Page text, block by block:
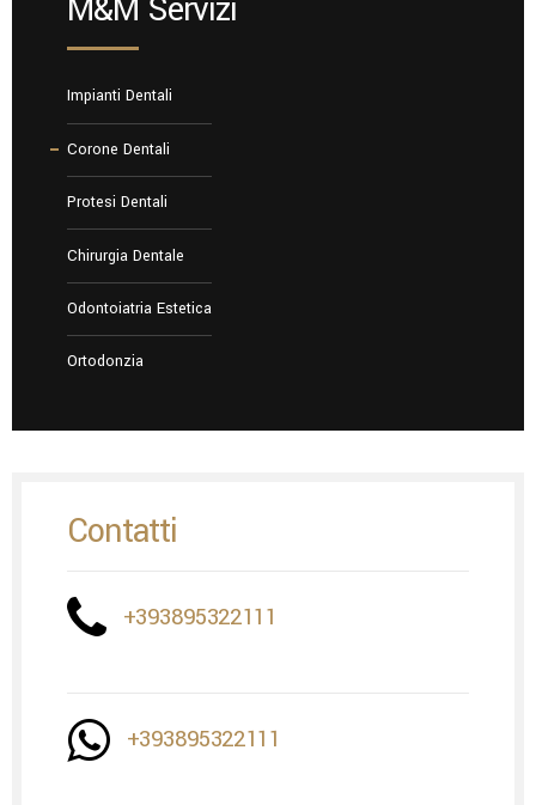
M&M Servizi
Impianti Dentali
Corone Dentali
Protesi Dentali
Chirurgia Dentale
Odontoiatria Estetica
Ortodonzia
Contatti
+393895322111
+393895322111